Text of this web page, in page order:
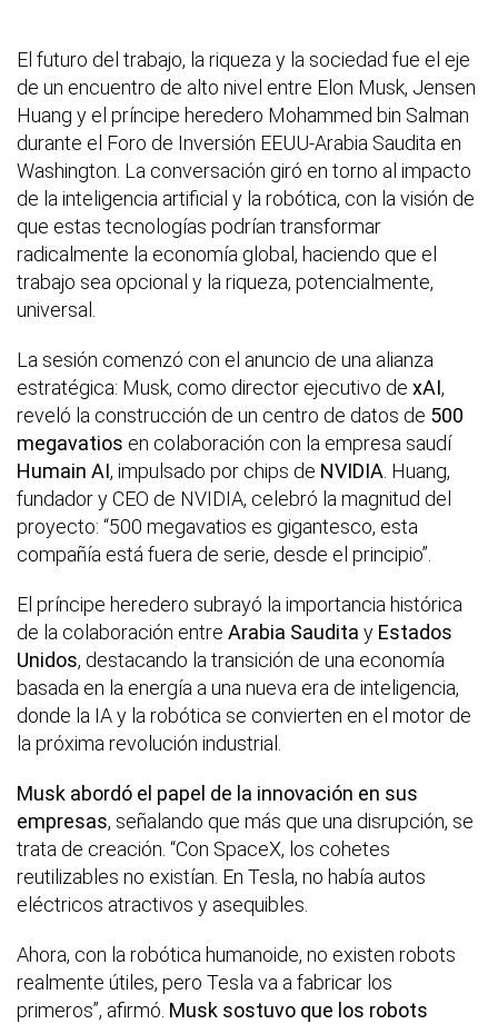
El futuro del trabajo, la riqueza y la sociedad fue el eje
de un encuentro de alto nivel entre Elon Musk, Jensen
Huang y el príncipe heredero Mohammed bin Salman
durante el Foro de Inversión EEUU-Arabia Saudita en
Washington. La conversación giró en torno al impacto
de la inteligencia artificial y la robótica, con la visión de
que estas tecnologías podrían transformar
radicalmente la economía global, haciendo que el
trabajo sea opcional y la riqueza, potencialmente,
universal.
La sesión comenzó con el anuncio de una alianza
estratégica: Musk, como director ejecutivo de xAI,
reveló la construcción de un centro de datos de 500
megavatios en colaboración con la empresa saudí
Humain AI, impulsado por chips de NVIDIA . Huang,
fundador y CEO de NVIDIA, celebró la magnitud del
proyecto: “500 megavatios es gigantesco, esta
compañía está fuera de serie, desde el principio”.
El príncipe heredero subrayó la importancia histórica
de la colaboración entre Arabia Saudita y Estados
Unidos, destacando la transición de una economía
basada en la energía a una nueva era de inteligencia,
donde la IA y la robótica se convierten en el motor de
la próxima revolución industrial.
Musk abordó el papel de la innovación en sus
empresas, señalando que más que una disrupción, se
trata de creación. “Con SpaceX, los cohetes
reutilizables no existían. En Tesla, no había autos
eléctricos atractivos y asequibles.
Ahora, con la robótica humanoide, no existen robots
realmente útiles, pero Tesla va a fabricar los
primeros”, afirmó. Musk sostuvo que los robots